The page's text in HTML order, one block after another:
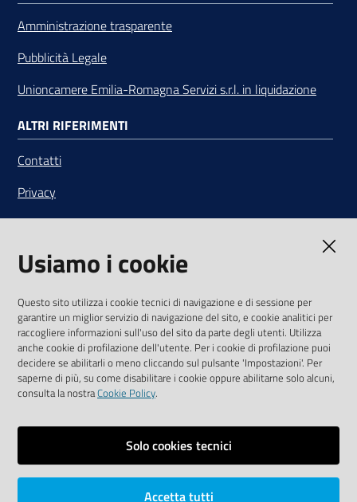
Amministrazione trasparente
Pubblicità Legale
Unioncamere Emilia-Romagna Servizi s.r.l. in liquidazione
ALTRI RIFERIMENTI
Contatti
Privacy
Note legali
Media Policy
SEGUICI SU
YoutubeTwitterLinkedinFacebookInstagram
Vai alla pagina
Area riservata
Usiamo i cookie
Questo sito utilizza i cookie tecnici di navigazione e di sessione per
garantire un miglior servizio di navigazione del sito, e cookie analitici per
raccogliere informazioni sull'uso del sito da parte degli utenti. Utilizza
anche cookie di profilazione dell'utente. Per i cookie di profilazione puoi
decidere se abilitarli o meno cliccando sul pulsante 'Impostazioni'. Per
saperne di più, su come disabilitare i cookie oppure abilitarne solo alcuni,
consulta la nostraCookie Policy.
Solo cookies tecnici
Accetta tutti